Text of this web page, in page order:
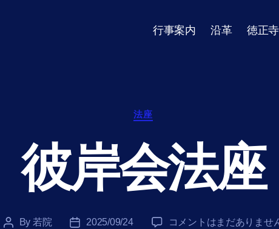
行事案内 沿革 徳正
Categories
法座
彼岸会法座
PostBy 若院
Post2025/09/24
彼
コメントはまだありませ